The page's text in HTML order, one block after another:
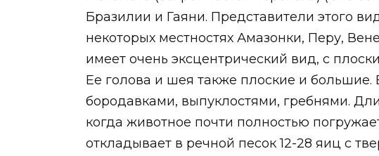
Бразилии и Гаяни. Представители этого
некоторых местностях Амазонки, Перу,
имеет очень эксцентрический вид, с
Ее голова и шея также плоские и
бородавками, выпуклостями, гребнями.
когда животное почти полностью
откладывает в речной песок 12-28 яиц с